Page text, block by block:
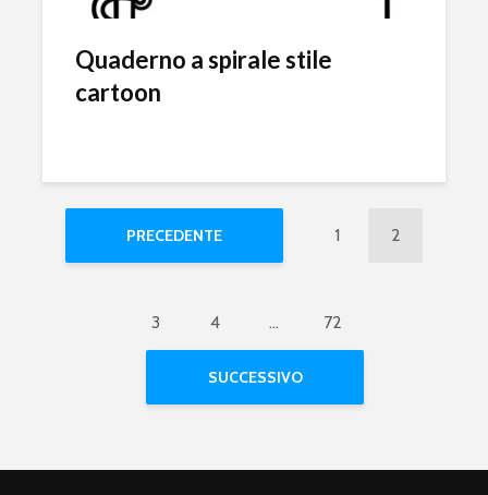
Quaderno a spirale stile
cartoon
PRECEDENTE 1 2
3 4 … 72
SUCCESSIVO